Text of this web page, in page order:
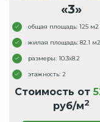
«3»
общая площадь: 125 м2
жилая площадь: 82.1 м2
размеры: 10.3x8.2
этажность: 2
Стоимость от
руб/м2